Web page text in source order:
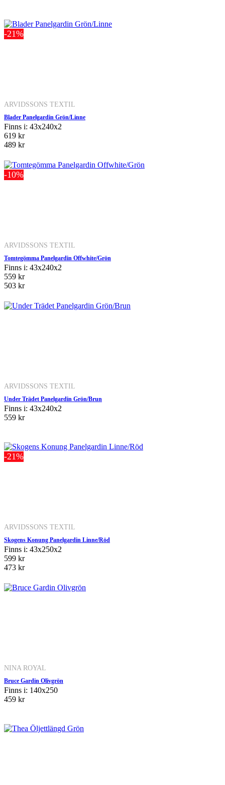
-21%
ARVIDSSONS TEXTIL
Blader Panelgardin Grön/Linne
Finns i: 43x240x2
619 kr
489 kr
-10%
ARVIDSSONS TEXTIL
Tomtegömma Panelgardin Offwhite/Grön
Finns i: 43x240x2
559 kr
503 kr
ARVIDSSONS TEXTIL
Under Trädet Panelgardin Grön/Brun
Finns i: 43x240x2
559 kr
-21%
ARVIDSSONS TEXTIL
Skogens Konung Panelgardin Linne/Röd
Finns i: 43x250x2
599 kr
473 kr
NINA ROYAL
Bruce Gardin Olivgrön
Finns i: 140x250
459 kr